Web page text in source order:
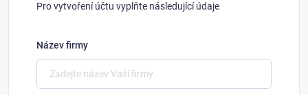
Pro vytvoření účtu vyplňte následující údaje
Název firmy